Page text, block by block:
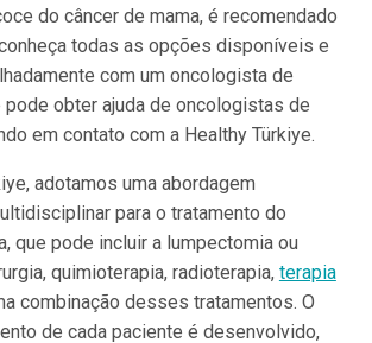
do câncer de mama, é recomendado
todas as opções disponíveis e
com um oncologista de
pode obter ajuda de oncologistas de
em contato com a Healthy Türkiye.
adotamos uma abordagem
para o tratamento do
que pode incluir a lumpectomia ou
quimioterapia, radioterapia, terapia
combinação desses tratamentos. O
de cada paciente é desenvolvido,